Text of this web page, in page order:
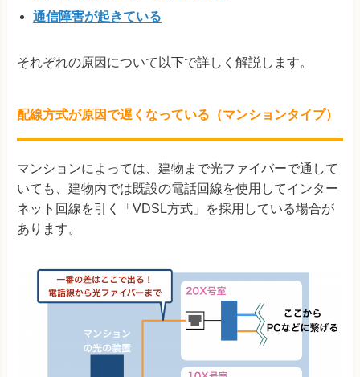
通信障害が起きている
それぞれの原因について以下で詳しく解説します。
配線方式が原因で遅くなっている（マンションタイプ）
マンションによっては、建物まで光ファイバーで通して
いても、建物内では既設の電話回線を使用してインター
ネット回線を引く「VDSL方式」を採用している場合が
あります。